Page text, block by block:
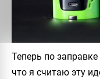
Теперь по
что я считаю эту